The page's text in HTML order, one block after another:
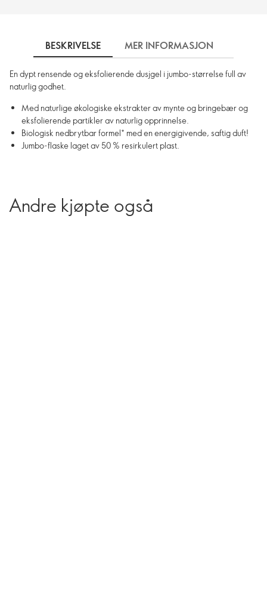
BESKRIVELSE MER INFORMASJON
En dypt rensende og eksfolierende dusjgel i jumbo-størrelse full av
naturlig godhet.
Med naturlige økologiske ekstrakter av mynte og bringebær og
eksfolierende partikler av naturlig opprinnelse.
Biologisk nedbrytbar formel* med en energigivende, saftig duft!
Jumbo-flaske laget av 50 % resirkulert plast.
Andre kjøpte også